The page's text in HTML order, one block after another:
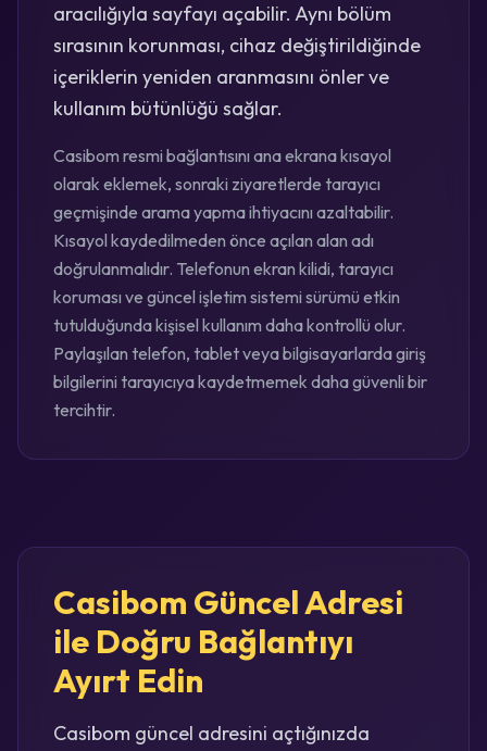
aracılığıyla sayfayı açabilir. Aynı bölüm
sırasının korunması, cihaz değiştirildiğinde
içeriklerin yeniden aranmasını önler ve
kullanım bütünlüğü sağlar.
Casibom resmi bağlantısını ana ekrana kısayol
olarak eklemek, sonraki ziyaretlerde tarayıcı
geçmişinde arama yapma ihtiyacını azaltabilir.
Kısayol kaydedilmeden önce açılan alan adı
doğrulanmalıdır. Telefonun ekran kilidi, tarayıcı
koruması ve güncel işletim sistemi sürümü etkin
tutulduğunda kişisel kullanım daha kontrollü olur.
Paylaşılan telefon, tablet veya bilgisayarlarda giriş
bilgilerini tarayıcıya kaydetmemek daha güvenli bir
tercihtir.
Casibom Güncel Adresi
ile Doğru Bağlantıyı
Ayırt Edin
Casibom güncel adresini açtığınızda